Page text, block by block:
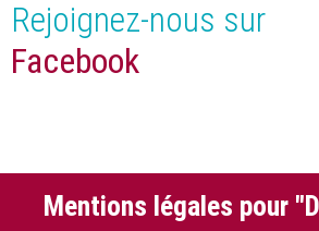
Rejoignez-nous sur
Facebook
Mentions légales pour